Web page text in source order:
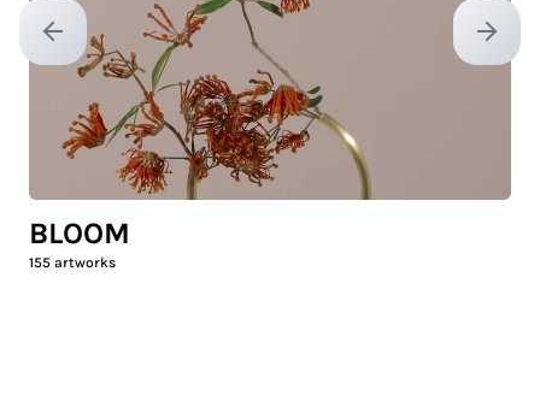
Previous slide Next
BLOOM
155 artworks